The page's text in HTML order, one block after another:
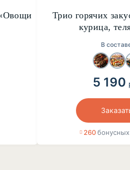
Трио горячих
курица,
В
5 190
260